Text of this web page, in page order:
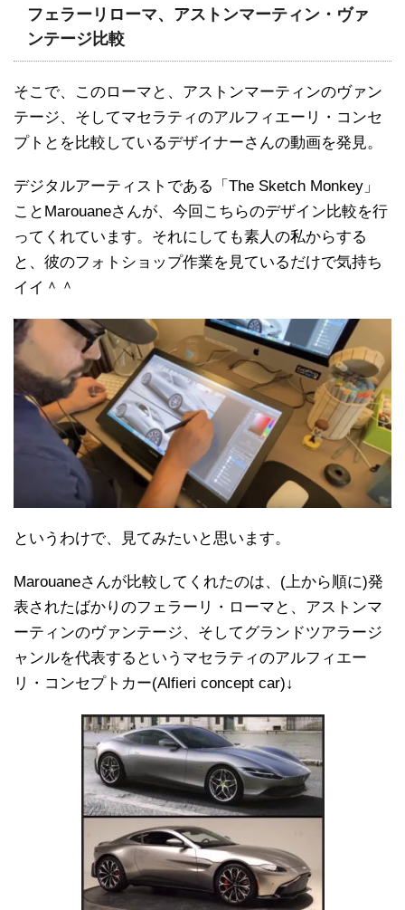
フェラーリローマ、アストンマーティン・ヴァ
ンテージ比較
そこで、このローマと、アストンマーティンのヴァン
テージ、そしてマセラティのアルフィエーリ・コンセ
プトとを比較しているデザイナーさんの動画を発見。
デジタルアーティストである「The Sketch Monkey」
ことMarouaneさんが、今回こちらのデザイン比較を行
ってくれています。それにしても素人の私からする
と、彼のフォトショップ作業を見ているだけで気持ち
イイ＾＾
というわけで、見てみたいと思います。
Marouaneさんが比較してくれたのは、(上から順に)発
表されたばかりのフェラーリ・ローマと、アストンマ
ーティンのヴァンテージ、そしてグランドツアラージ
ャンルを代表するというマセラティのアルフィエー
リ・コンセプトカー(Alfieri concept car)↓